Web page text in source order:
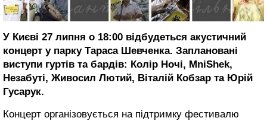
У Києві 27 липня о 18:00 відбудеться акустичний
концерт у парку Тараса Шевченка. Заплановані
виступи гуртів та бардів: Колір Ночі, MniShek,
Незабуті, Живосил Лютий, Віталій Кобзар та Юрій
Гусарук.
Концерт організовується на підтримку фестивалю